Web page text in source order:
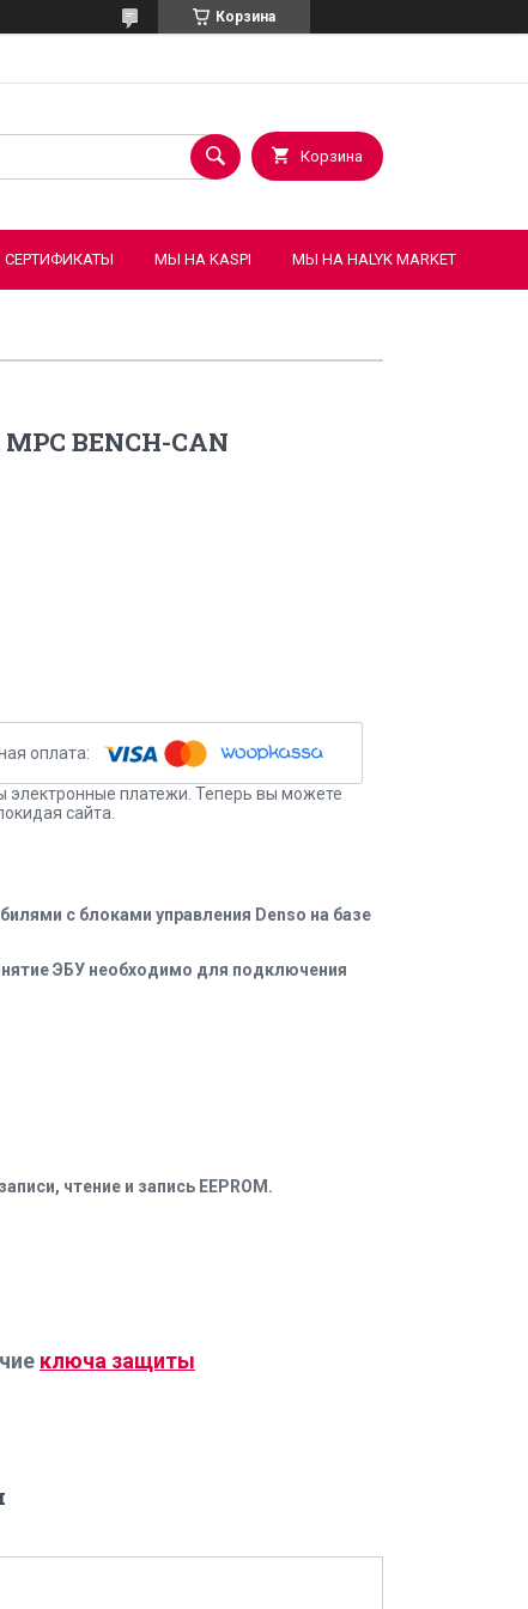
Корзина
Корзина
СЕРТИФИКАТЫ МЫ НА KASPI МЫ НА HALYK MARKET
BENCH-CAN
электронные платежи. Теперь вы можете
сайта.
с блоками управления Denso на базе
ЭБУ необходимо для подключения
чтение и запись EEPROM.
ключа защиты